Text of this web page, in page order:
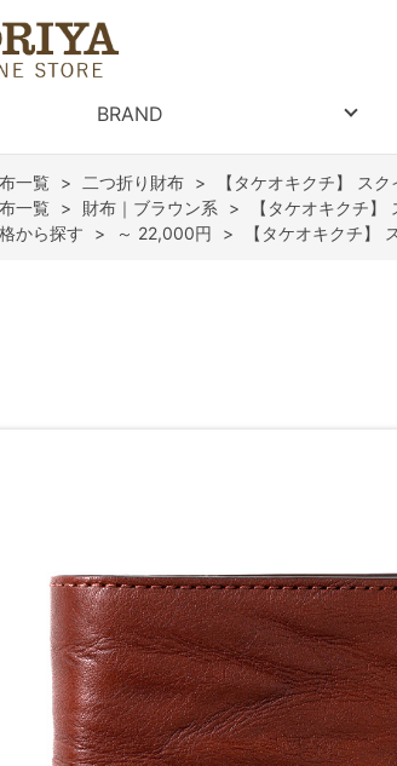
BRAND
一覧 > 二つ折り財布 >
【タケオキクチ】 ス
一覧 > 財布｜ブラウン系 >
【タケオキクチ
から探す > ～ 22,000円 > 【タケオキクチ】